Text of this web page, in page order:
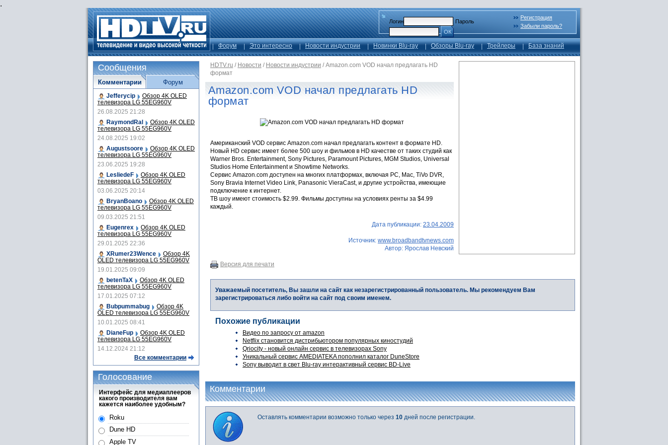
.
Логин
Пароль
ОК
Регистрация
Забыли пароль?
Форум Это интересно Новости индустрии Новинки Blu-ray Обзоры Blu-ray Трейлеры База знаний
HDTV.ru / Новости / Новости индустрии / Amazon.com VOD начал предлагать HD
формат
Amazon.com VOD начал предлагать HD
формат
Американский VOD сервис Amazon.com начал предлагать контент в формате HD.
Новый HD сервис имеет более 500 шоу и фильмов в HD качестве от таких студий как
Warner Bros. Entertainment, Sony Pictures, Paramount Pictures, MGM Studios, Universal
Studios Home Entertainment и Showtime Networks.
Сервис Amazon.com доступен на многих платформах, включая PC, Mac, TiVo DVR,
Sony Bravia Internet Video Link, Panasonic VieraCast, и другие устройства, имеющие
подключение к интернет.
ТВ шоу имеют стоимость $2.99. Фильмы доступны на условиях ренты за $4.99
каждый.
Дата публикации: 23.04.2009
Источник: www.broadbandtvnews.com
Автор: Ярослав Невский
Версия для печати
Уважаемый посетитель, Вы зашли на сайт как незарегистрированный пользователь. Мы рекомендуем Вам
зарегистрироваться либо войти на сайт под своим именем.
Похожие публикации
Видео по запросу от amazon
Netflix становится дистрибьютором популярных киностудий
Qriocity - новый онлайн сервис в телевизорах Sony
Уникальный сервис AMEDIATEKA пополнил каталог DuneStore
Sony выводит в свет Blu-ray интерактивный сервис BD-Live
Комментарии
Оставлять комментарии возможно только через 10 дней после регистрации.
Сообщения
Комментарии
Jefferycip Обзор 4K OLED
телевизора LG 55EG960V
26.08.2025 21:28
RaymondRal
Обзор 4K OLED
телевизора LG 55EG960V
24.08.2025 19:02
Augustsoore
Обзор 4K OLED
телевизора LG 55EG960V
23.06.2025 19:28
LesliedeF
Обзор 4K OLED
телевизора LG 55EG960V
03.06.2025 20:14
BryanBoano
Обзор 4K OLED
телевизора LG 55EG960V
09.03.2025 21:51
Eugenrex
Обзор 4K OLED
телевизора LG 55EG960V
29.01.2025 22:36
XRumer23Wence
Обзор 4K
OLED телевизора LG 55EG960V
19.01.2025 09:09
betenTaX
Обзор 4K OLED
телевизора LG 55EG960V
17.01.2025 07:12
Bubpummabug
Обзор 4K
OLED телевизора LG 55EG960V
10.01.2025 08:41
DianeFup
Обзор 4K OLED
телевизора LG 55EG960V
14.12.2024 21:12
Все комментарии
Форум
Голосование
Интерфейс для медиаплееров
какого производителя вам
кажется наиболее удобным?
Roku
Dune HD
Apple TV